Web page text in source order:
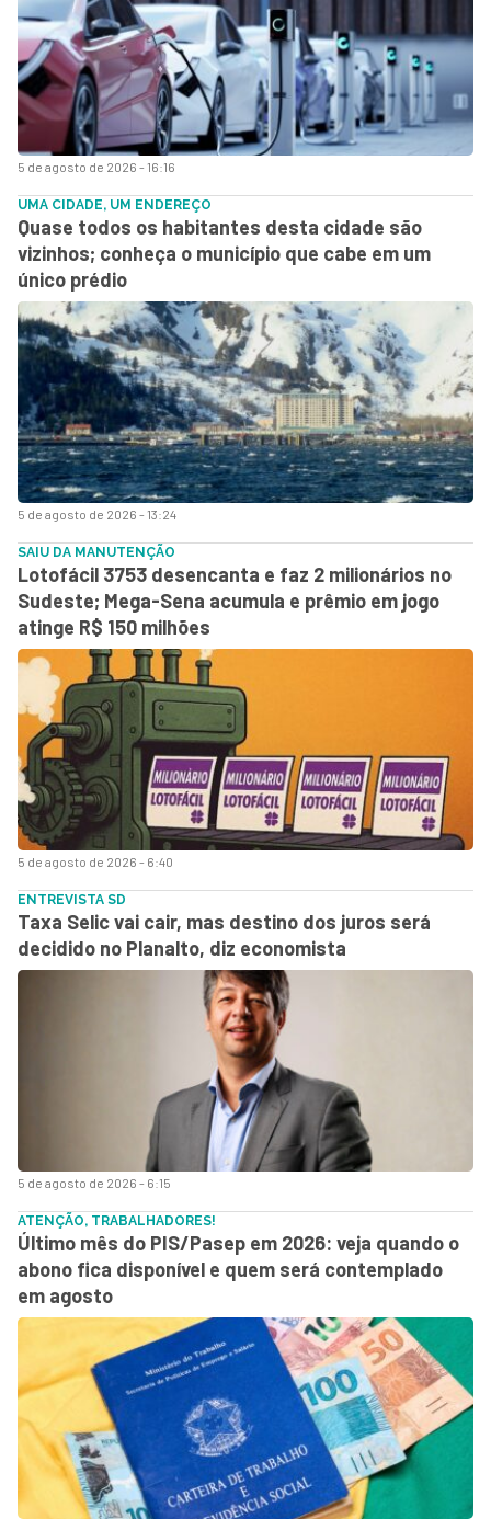
5 de agosto de 2026 - 16:16
5 de agosto de 2026 - 13:24
UMA CIDADE, UM ENDEREÇO
Quase todos os habitantes desta cidade são
vizinhos; conheça o município que cabe em um
único prédio
5 de agosto de 2026 - 6:40
SAIU DA MANUTENÇÃO
Lotofácil 3753 desencanta e faz 2 milionários no
Sudeste; Mega-Sena acumula e prêmio em jogo
atinge R$ 150 milhões
5 de agosto de 2026 - 6:15
ENTREVISTA SD
Taxa Selic vai cair, mas destino dos juros será
decidido no Planalto, diz economista
ATENÇÃO, TRABALHADORES!
Último mês do PIS/Pasep em 2026: veja quando o
abono fica disponível e quem será contemplado
em agosto